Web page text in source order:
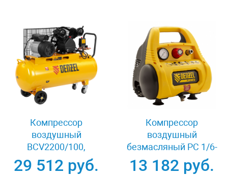
Компрессор
воздушный
BCV2200/100,
ременный привод,
2.2 кВт, 100 литров,
29 512 руб.
Компрессор
воздушный
безмасляный РС 1/6-
180,1, 1 кВт, 180 л/
мин, 6 л Denzel 58057
13 182 руб.